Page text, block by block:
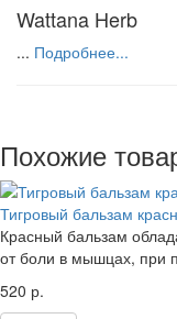
Wattana Herb
... Подробнее...
Похожие
Тигровый бальзам
Красный бальзам
от боли в мышцах, при
520 р.